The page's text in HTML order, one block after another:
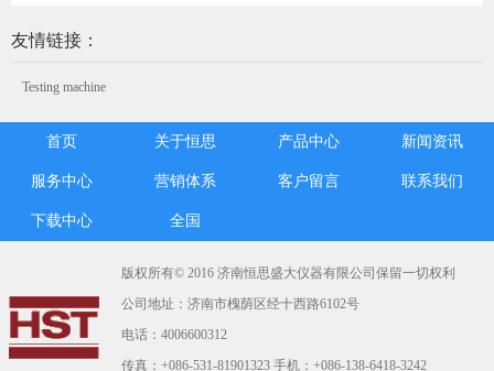
友情链接：
Testing machine
首页 关于恒思 产品中心 新闻资讯
服务中心 营销体系 客户留言 联系我们
下载中心 全国
版权所有© 2016 济南恒思盛大仪器有限公司保留一切权利
公司地址：济南市槐荫区经十西路6102号
电话：4006600312
传真：+086-531-81901323 手机：+086-138-6418-3242